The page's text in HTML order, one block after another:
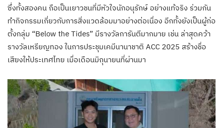
ซึ่งทั้งสองคน ถือเป็นเยาวชนที่มีหัวใจนักอนุรักษ์ อย่างแท้จริง ร่วมกัน
ทำกิจกรรมเกี่ยวกับการสิ่งแวดล้อมมาอย่างต่อเนื่อง อีกทั้งยังเป็นผู้ก่อ
ตั้งกลุ่ม “Below the Tides” มีรางวัลการันตีมากมาย เช่น ล่าสุดคว้า
รางวัลเหรียญทอง ในการประชุมเคมีนานาชาติ ACC 2025 สร้างชื่อ
เสียงให้ประเทศไทย เมื่อเดือนมิถุนายนที่ผ่านมา